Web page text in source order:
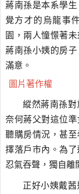
蔣南孫是本系學
覺方才的烏龍事
園，兩人憧憬著
蔣南孫小姨的房
滿意。
圖片著作權
縱然蔣南孫對
奈何蔣父對這位
聽購房情況，甚
擇落戶市內。為
忍氣吞聲，獨自離
正好小姨戴